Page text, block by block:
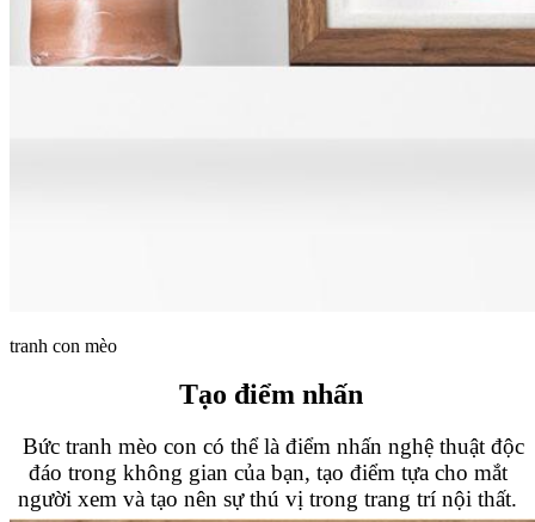
tranh con mèo
Tạo điểm nhấn
Bức tranh mèo con có thể là điểm nhấn nghệ thuật độc
đáo trong không gian của bạn, tạo điểm tựa cho mắt
người xem và tạo nên sự thú vị trong trang trí nội thất.